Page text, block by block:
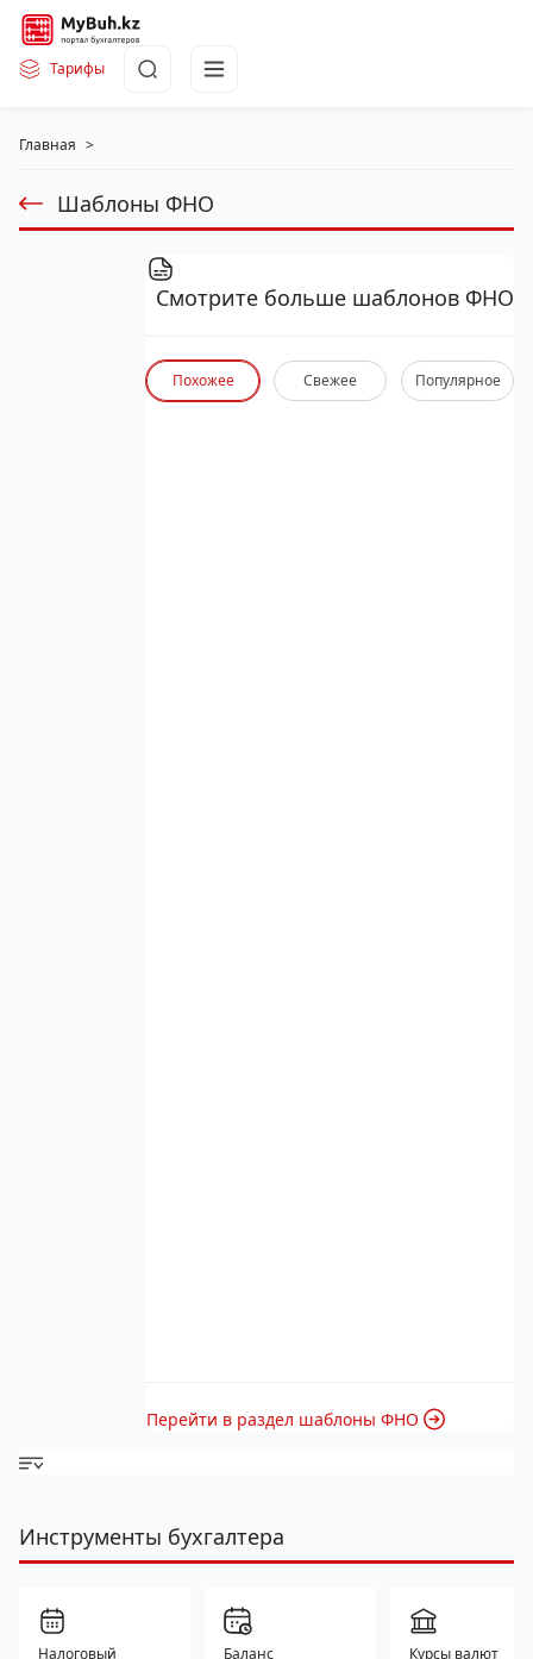
Тарифы
Главная >
Шаблоны ФНО
Смотрите больше шаблонов ФНО
Похожее Свежее Популярное
Перейти в раздел шаблоны ФНО
Инструменты бухгалтера
Налоговый
Баланс
Курсы валют